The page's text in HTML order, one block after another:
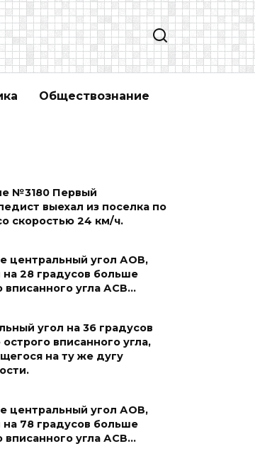
Обществознание
№3180 Первый
выехал из поселка по
скоростью 24 км/ч.
центральный угол АОВ,
на 28 градусов больше
вписанного угла АСВ…
угол на 36 градусов
вписанного угла,
на ту же дугу
центральный угол АОВ,
на 78 градусов больше
вписанного угла АСВ…